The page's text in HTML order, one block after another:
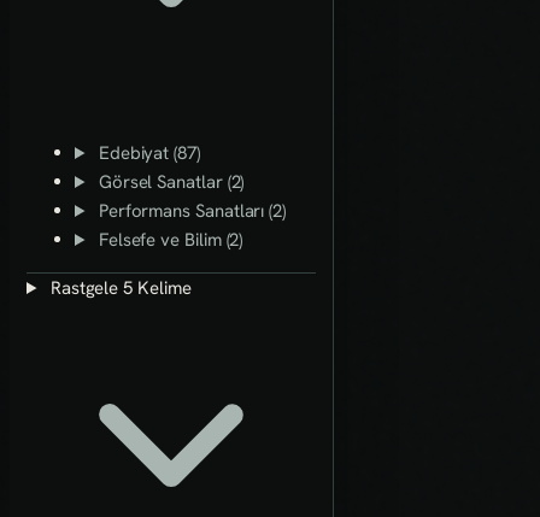
Edebiyat (87)
Görsel Sanatlar (2)
Performans Sanatları (2)
Felsefe ve Bilim (2)
Rastgele 5 Kelime